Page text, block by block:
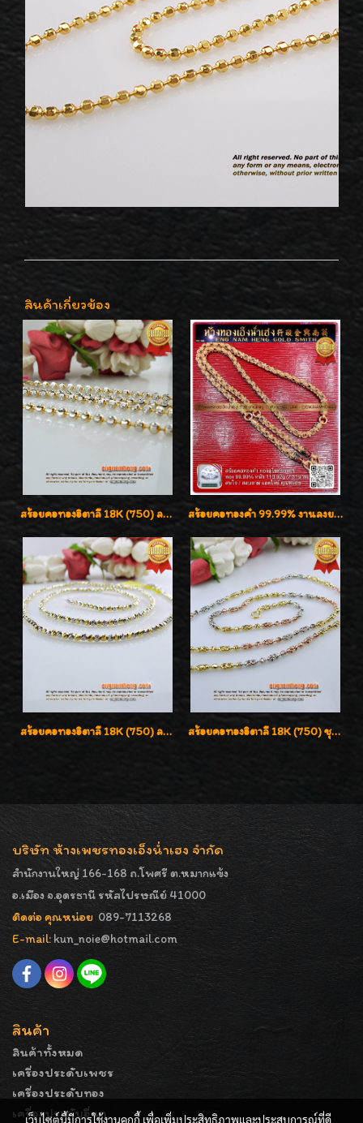
สินค้าเกี่ยวข้อง
สร้อยคอทองอิตาลี 18K (750) ลายยินตันแกะมูนคัดสวย ลายนี้เงามากๆค่ะ ใส่ทนแข็งแรง สร้อยคอทองคำ 99.99% งานลงยาสุโขทัยแท้ งานช่างทองโบราณ หรูหรา น่าสะสมค่ะ
สร้อยคอทองอิตาลี 18K (750) ลายสวยตัดเหลี่ยมคมชัด ใส่สวยน่ารักค่ะ สร้อยคอทองอิตาลี 18K (750) ชุบ 3 สี แกะลายสวยรุ่นใหม่ ลายละเอียดเงาวิบวับค่ะ
บริษัท ห้างเพชรทองเอ็งน่ำเฮง จำกัด
สำนักงานใหญ่ 166-168 ถ.โพศรี ต.หมากแข้ง
อ.เมือง จ.อุดรธานี รหัสไปรษณีย์ 41000
ติดต่อ คุณหน่อย 089-7113268
E-mail: kun_noie@hotmail.com
สินค้า
สินค้าทั้งหมด
เครื่องประดับเพชร
เครื่องประดับทอง
เครื่องประดับอื่นๆ
เว็บไซต์นี้มีการใช้งานคุกกี้ เพื่อเพิ่มประสิทธิภาพและประสบการณ์ที่ดี